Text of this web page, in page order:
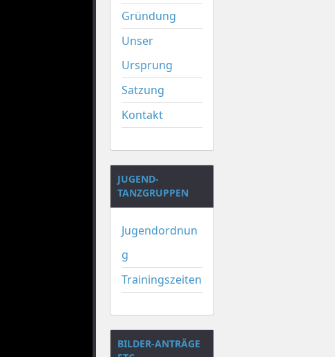
Gründung
Unser
Ursprung
Satzung
Kontakt
JUGEND-
TANZGRUPPEN
Jugendordnun
g
Trainingszeiten
BILDER-ANTRÄGE